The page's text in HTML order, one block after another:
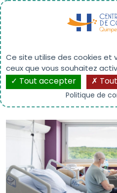
Néphrologie
Panneau de gestion des
Ce site utilise des cookies et
ceux que vous souhaitez
Tout accepter
Politique de